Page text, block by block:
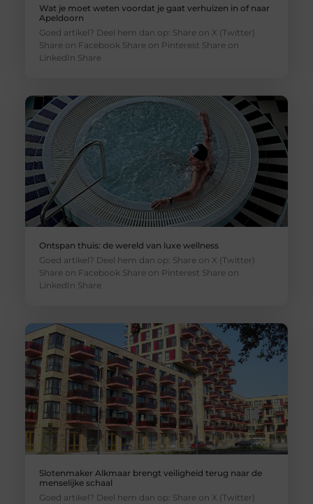
Wat je moet weten voordat je gaat verhuizen in of naar
Apeldoorn
Goed artikel? Deel hem dan op: Share on X (Twitter)
Share on Facebook Share on Pinterest Share on
LinkedIn Share
Ontspan thuis: de wereld van luxe wellness
Goed artikel? Deel hem dan op: Share on X (Twitter)
Share on Facebook Share on Pinterest Share on
LinkedIn Share
Slotenmaker Alkmaar brengt veiligheid terug naar de
menselijke schaal
Goed artikel? Deel hem dan op: Share on X (Twitter)